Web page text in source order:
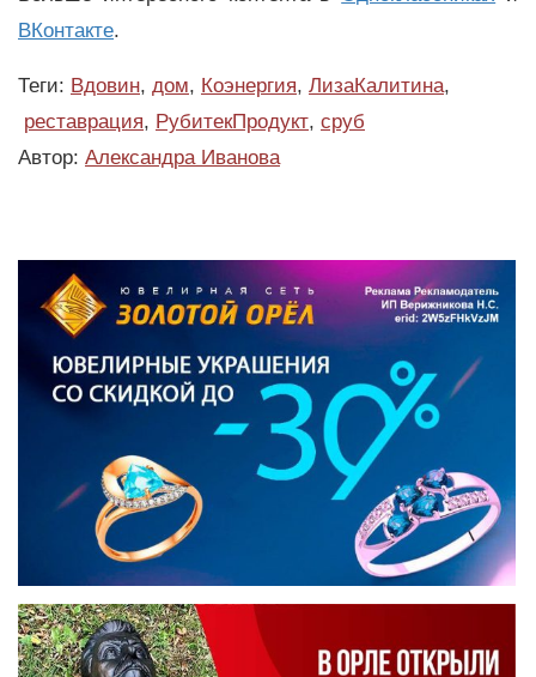
ВКонтакте.
Теги: Вдовин, дом, Коэнергия, ЛизаКалитина,
реставрация, РубитекПродукт, сруб
Автор: Александра Иванова